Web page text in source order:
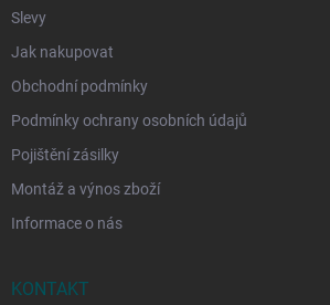
Slevy
Jak nakupovat
Obchodní podmínky
Podmínky ochrany osobních údajů
Pojištění zásilky
Montáž a výnos zboží
Informace o nás
KONTAKT